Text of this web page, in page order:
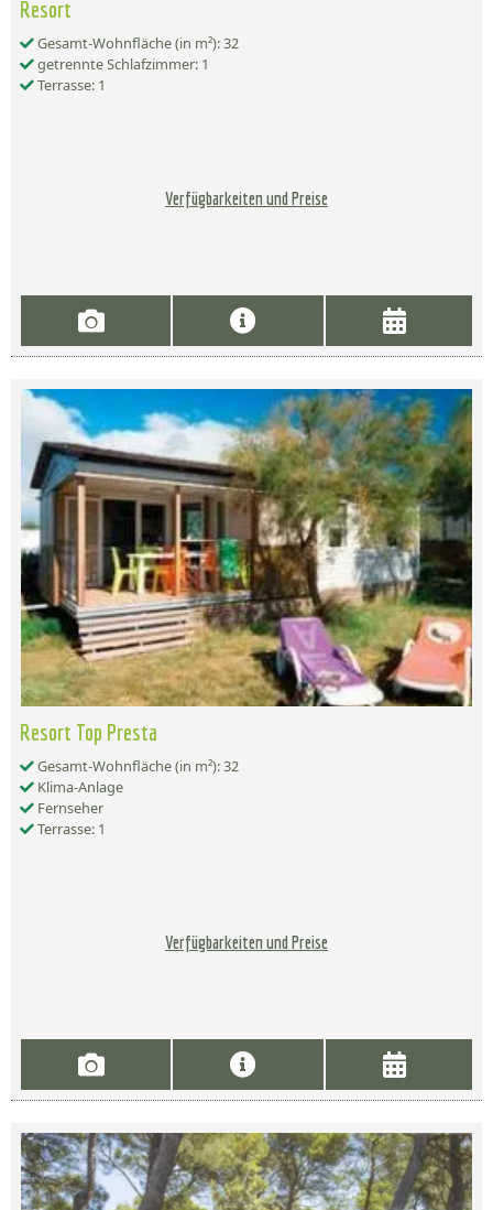
Resort
Gesamt-Wohnfläche (in m²): 32
getrennte Schlafzimmer: 1
Terrasse: 1
Verfügbarkeiten und Preise
Resort Top Presta
Gesamt-Wohnfläche (in m²): 32
Klima-Anlage
Fernseher
Terrasse: 1
Verfügbarkeiten und Preise